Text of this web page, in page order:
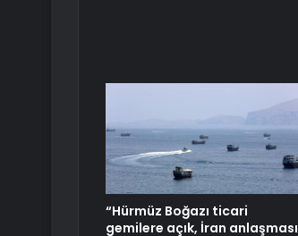
“Hürmüz Boğazı ticari
gemilere açık, İran anlaşması